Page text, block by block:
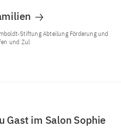
Stiftung Abteilung Förderung und
und Zul
im Salon Sophie